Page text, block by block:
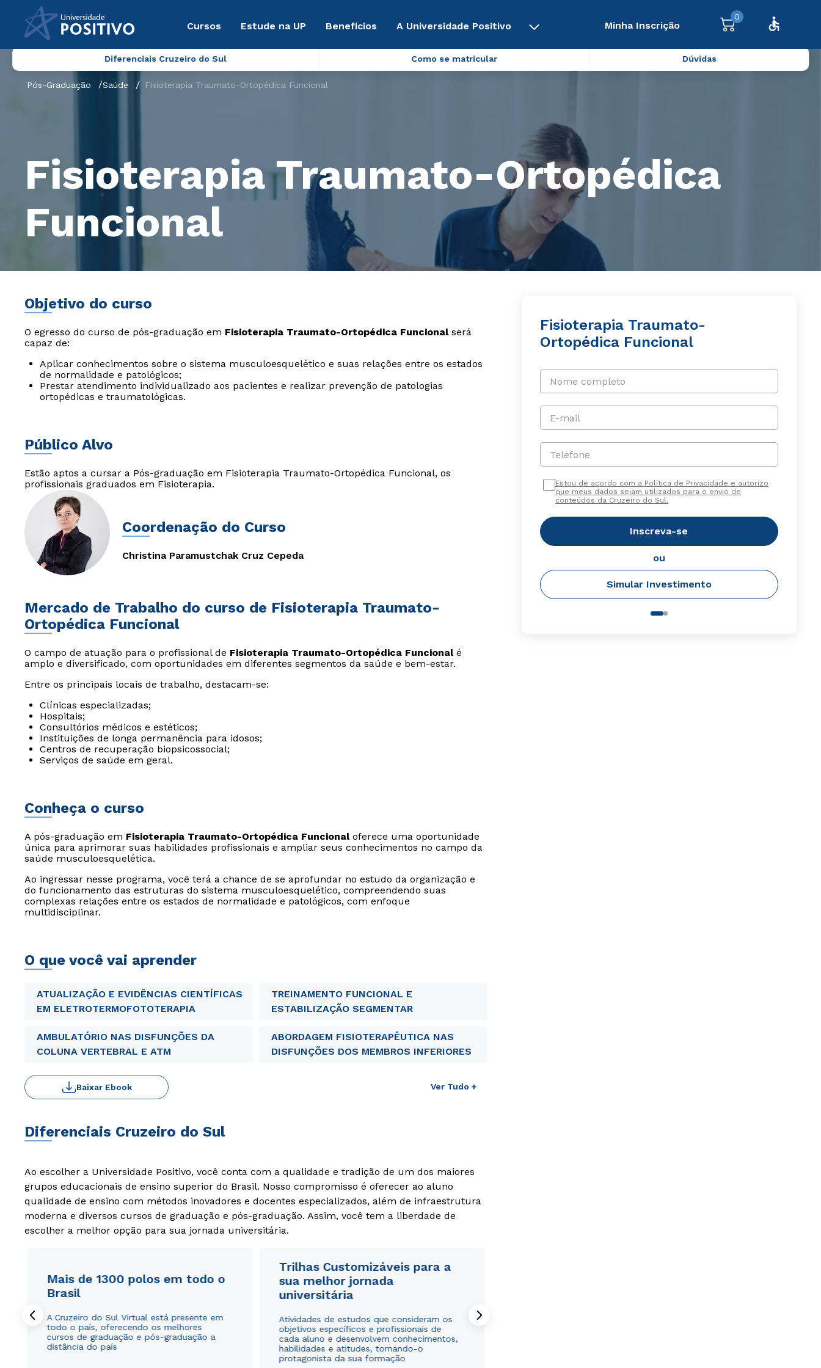
Cursos Estude na UP Benefícios A Universidade Positivo Minha Inscrição
0
Diferenciais Cruzeiro do Sul Como se matricular Dúvidas
Pós-Graduação Saúde Fisioterapia Traumato-Ortopédica Funcional
Fisioterapia Traumato-Ortopédica
Funcional
Objetivo do curso
O egresso do curso de pós-graduação em Fisioterapia Traumato-Ortopédica Funcionalserá
capaz de:
Aplicar conhecimentos sobre o sistema musculoesquelético e suas relações entre os estados
de normalidade e patológicos;
Prestar atendimento individualizado aos pacientes e realizar prevenção de patologias
ortopédicas e traumatológicas.
Público Alvo
Estão aptos a cursar a Pós-graduação em Fisioterapia Traumato-Ortopédica Funcional, os
profissionais graduados em Fisioterapia.
Coordenação do Curso
Christina Paramustchak Cruz Cepeda
Mercado de Trabalho do curso de Fisioterapia Traumato-
Ortopédica Funcional
O campo de atuação para o profissional de Fisioterapia Traumato-Ortopédica Funcionalé
amplo e diversificado, com oportunidades em diferentes segmentos da saúde e bem-estar.
Entre os principais locais de trabalho, destacam-se:
Clínicas especializadas;
Hospitais;
Consultórios médicos e estéticos;
Instituições de longa permanência para idosos;
Centros de recuperação biopsicossocial;
Serviços de saúde em geral.
Conheça o curso
A pós-graduação em Fisioterapia Traumato-Ortopédica Funcionaloferece uma oportunidade
única para aprimorar suas habilidades profissionais e ampliar seus conhecimentos no campo da
saúde musculoesquelética.
Ao ingressar nesse programa, você terá a chance de se aprofundar no estudo da organização e
do funcionamento das estruturas do sistema musculoesquelético, compreendendo suas
complexas relações entre os estados de normalidade e patológicos, com enfoque
multidisciplinar.
O que você vai aprender
ATUALIZAÇÃO E EVIDÊNCIAS CIENTÍFICAS
EM ELETROTERMOFOTOTERAPIA
TREINAMENTO FUNCIONAL E
ESTABILIZAÇÃO SEGMENTAR
AMBULATÓRIO NAS DISFUNÇÕES DA
COLUNA VERTEBRAL E ATM
ABORDAGEM FISIOTERAPÊUTICA NAS
DISFUNÇÕES DOS MEMBROS INFERIORES
Ver Tudo +
Baixar Ebook
Diferenciais Cruzeiro do Sul
Ao escolher a Universidade Positivo, você conta com a qualidade e tradição de um dos maiores
grupos educacionais de ensino superior do Brasil. Nosso compromisso é oferecer ao aluno
qualidade de ensino com métodos inovadores e docentes especializados, além de infraestrutura
moderna e diversos cursos de graduação e pós-graduação. Assim, você tem a liberdade de
escolher a melhor opção para sua jornada universitária.
Mais de 1300 polos em todo o
Brasil
A Cruzeiro do Sul Virtual está presente em
todo o país, oferecendo os melhores
cursos de graduação e pós-graduação a
distância do país
Trilhas Customizáveis para a
sua melhor jornada
universitária
Atividades de estudos que consideram os
objetivos específicos e profissionais de
cada aluno e desenvolvem conhecimentos,
habilidades e atitudes, tornando-o
protagonista da sua formação
Fisioterapia Traumato-
Ortopédica Funcional
Nome completo
E-mail
Telefone
Estou de acordo com a Política de Privacidade e autorizo
que meus dados sejam utilizados para o envio de
conteúdos da Cruzeiro do Sul.
Inscreva-se
ou
Simular Investimento
ou
ou